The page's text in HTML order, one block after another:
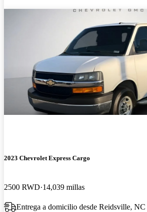
2023 Chevrolet Express Cargo
2500 RWD 14,039 millas
Entrega a domicilio desde Reidsville, NC